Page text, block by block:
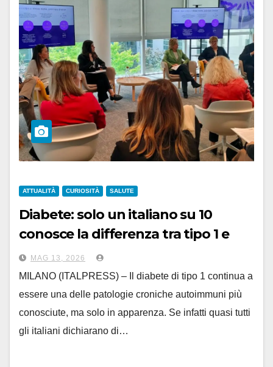
ATTUALITÀ CURIOSITÀ SALUTE
Diabete: solo un italiano su 10
conosce la differenza tra tipo 1 e
tipo 2
MAG 13, 2026
MILANO (ITALPRESS) – Il diabete di tipo 1 continua a
essere una delle patologie croniche autoimmuni più
conosciute, ma solo in apparenza. Se infatti quasi tutti
gli italiani dichiarano di…